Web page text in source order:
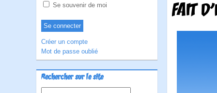
Se souvenir de moi
Créer un compte
Mot de passe oublié
Rechercher sur le site
FAIT